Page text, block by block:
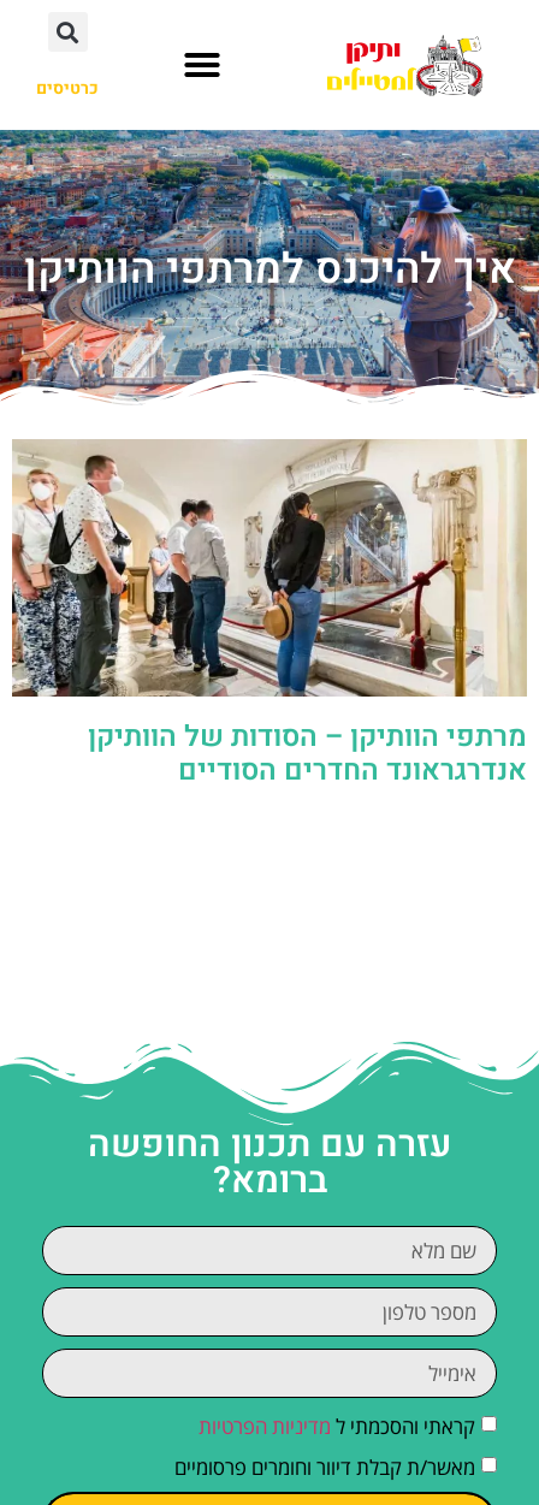
כרטיסים
איך להיכנס למרתפי הוותיקן
מרתפי הוותיקן – הסודות של הוותיקן
אנדרגראונד החדרים הסודיים
עזרה עם תכנון החופשה
ברומא?
קראתי והסכמתי ל מדיניות הפרטיות
מאשר/ת קבלת דיוור וחומרים פרסומיים